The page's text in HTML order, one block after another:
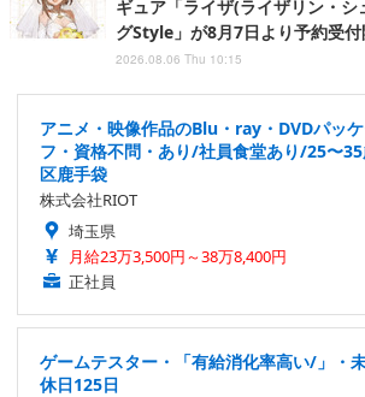
ギュア「ライザ(ライザリン・
グStyle」が8月7日より予約受
2026.08.06 Thu 10:15
アニメ・映像作品のBlu・ray・DVDパッ
フ・資格不問・あり/社員食堂あり/25〜
区鹿手袋
株式会社RIOT
埼玉県
月給23万3,500円～38万8,400円
正社員
ゲームテスター・「有給消化率高い/」・
休日125日